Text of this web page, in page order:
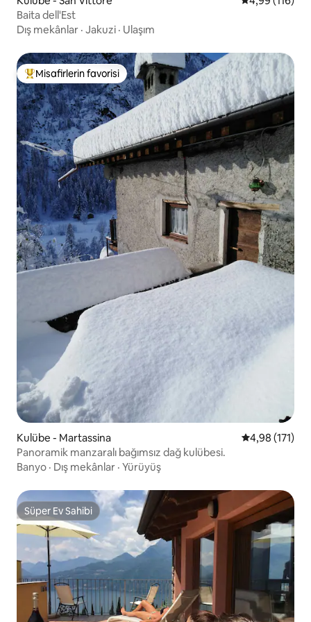
Baita dell'Est
Dış mekânlar · Jakuzi · Ulaşım
Misafirlerin favorilerinden en beğenilenler arasında
Misafirlerin favorisi
Kulübe - Martassina 5 üzerinden
4,98 (171)
Panoramik manzaralı bağımsız dağ kulübesi.
Banyo · Dış mekânlar · Yürüyüş
Süper Ev Sahibi
Süper Ev Sahibi